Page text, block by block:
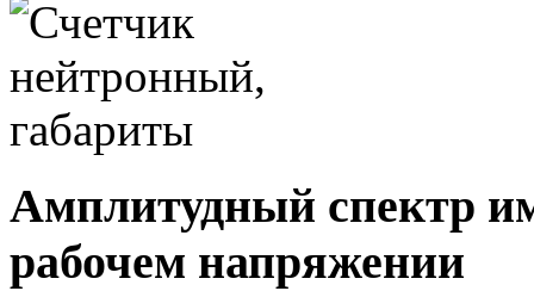
Амплитудный спектр
рабочем напряжении